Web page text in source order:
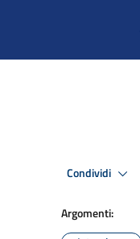
Condividi
Argomenti: